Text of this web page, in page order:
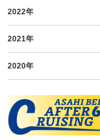
2022年
2021年
2020年